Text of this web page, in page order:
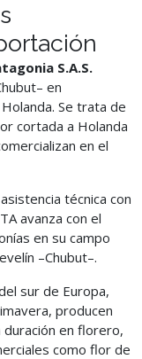
S.A.S.
en
Se trata de
cortada a Holanda
en el
técnica con
avanza con el
en su campo
–Chubut–.
sur de Europa,
producen
en florero,
como flor de